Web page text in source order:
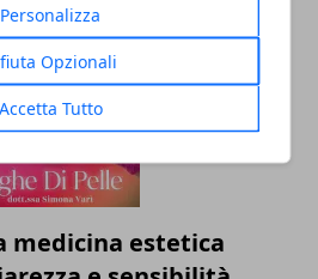
Personalizza
Opzionali
Accetta Tutto
medicina estetica